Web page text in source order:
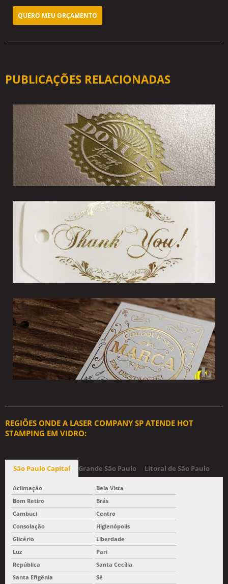
QUERO MEU ORÇAMENTO
PUBLICAÇÕES RELACIONADAS
REGIÕES ONDE A LASER COMPANY SP ATENDE HOT
STAMPING EM VIDRO:
São Paulo Capital Grande São Paulo Litoral de São Paulo
Aclimação
Bela Vista
Bom Retiro
Brás
Cambuci
Centro
Consolação
Higienópolis
Glicério
Liberdade
Luz
Pari
República
Santa Cecília
Santa Efigênia
Sé